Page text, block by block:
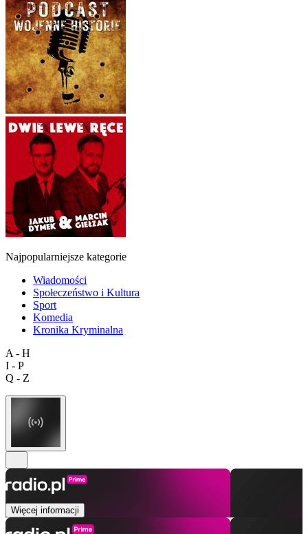
Najpopularniejsze kategorie
Wiadomości
Społeczeństwo i Kultura
Sport
Komedia
Kronika Kryminalna
A - H
I - P
Q - Z
Więcej informacji